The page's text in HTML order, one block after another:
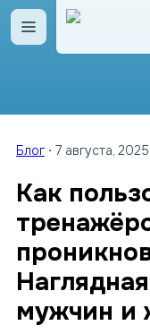
Открыть
Блог 7 августа, 2025
Как
мужчин и